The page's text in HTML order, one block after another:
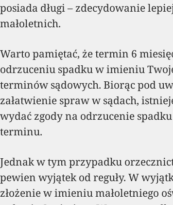
posiada długi – zdecydowanie
małoletnich.
Warto pamiętać, że termin 6
odrzuceniu spadku w imieniu
terminów sądowych. Biorąc pod
załatwienie spraw w sądach,
wydać zgody na odrzucenie
terminu.
Jednak w tym przypadku
pewien wyjątek od reguły. W
złożenie w imieniu małoletniego